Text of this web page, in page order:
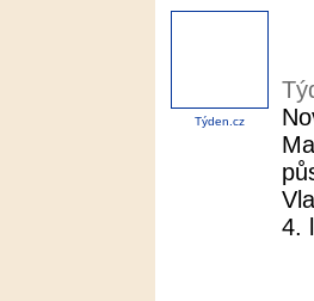
Týden.cz
4.